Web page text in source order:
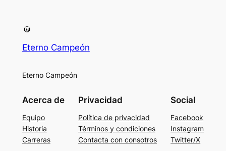
Eterno Campeón
Eterno Campeón
Acerca de
Equipo
Historia
Carreras
Privacidad
Política de privacidad
Términos y condiciones
Contacta con consotros
Social
Facebook
Instagram
Twitter/X